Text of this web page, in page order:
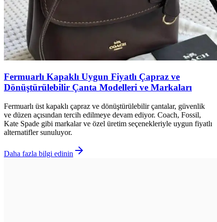
Fermuarlı Kapaklı Uygun Fiyatlı Çapraz ve
Dönüştürülebilir Çanta Modelleri ve Markaları
Fermuarlı üst kapaklı çapraz ve dönüştürülebilir çantalar, güvenlik
ve düzen açısından tercih edilmeye devam ediyor. Coach, Fossil,
Kate Spade gibi markalar ve özel üretim seçenekleriyle uygun fiyatlı
alternatifler sunuluyor.
Daha fazla bilgi edinin